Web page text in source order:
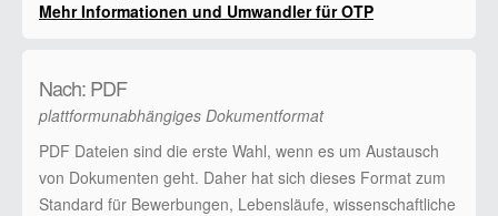
Mehr Informationen und Umwandler für OTP
Nach: PDF
plattformunabhängiges Dokumentformat
PDF Dateien sind die erste Wahl, wenn es um Austausch
von Dokumenten geht. Daher hat sich dieses Format zum
Standard für Bewerbungen, Lebensläufe, wissenschaftliche